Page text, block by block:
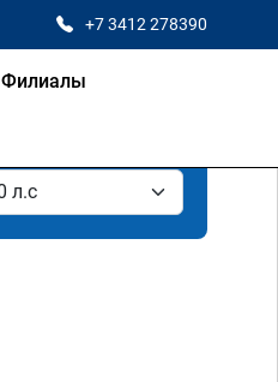
+7 3412 278390
Филиалы